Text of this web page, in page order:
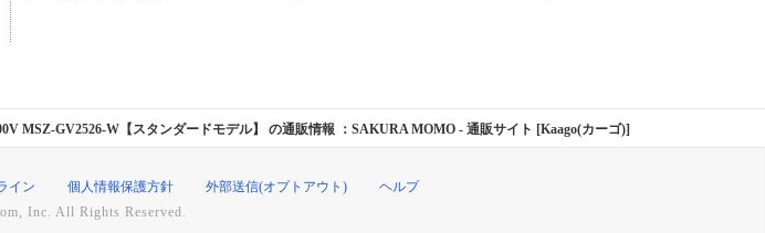
MSZ-GV2526-W【スタンダードモデル】 の通販情報 ：SAKURA MOMO - 通販サイト [Kaago(カーゴ)]
イン 個人情報保護方針 外部送信(オプトアウト)
ヘルプ
Inc. All Rights Reserved.